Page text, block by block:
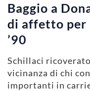
Baggio a
di affetto per
’90
Schillaci
vicinanza di chi
importanti in